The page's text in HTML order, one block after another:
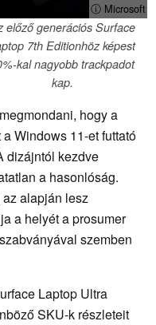
ⓘ Microsoft
előző generációs Surface
7th Editionhöz képest
kal nagyobb trackpadot
kap.
hogy a
Windows 11-et futtató
dizájntól kezdve
a hasonlóság.
alapján lesz
a helyét a prosumer
szemben
Laptop Ultra
SKU-k részleteit